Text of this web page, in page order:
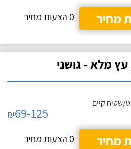
מחיר
0 הצעות מחיר
מלא - גושני
שטיח קיים
₪69-125
מחיר
0 הצעות מחיר